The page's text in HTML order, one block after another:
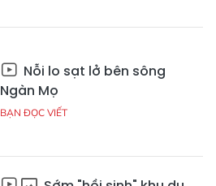
Nỗi lo sạt lở bên sông
Ngàn Mọ
BẠN ĐỌC VIẾT